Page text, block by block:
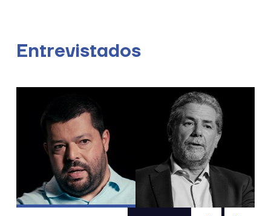
Entrevistados